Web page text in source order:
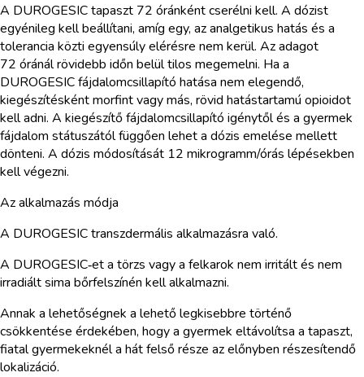
A DUROGESIC tapaszt 72 óránként cserélni kell. A dózist
egyénileg kell beállítani, amíg egy, az analgetikus hatás és a
tolerancia közti egyensúly elérésre nem kerül. Az adagot
72 óránál rövidebb időn belül tilos megemelni. Ha a
DUROGESIC fájdalomcsillapító hatása nem elegendő,
kiegészítésként morfint vagy más, rövid hatástartamú opioidot
kell adni. A kiegészítő fájdalomcsillapító igénytől és a gyermek
fájdalom státuszától függően lehet a dózis emelése mellett
dönteni. A dózis módosítását 12 mikrogramm/órás lépésekben
kell végezni.
Az alkalmazás módja
A DUROGESIC transzdermális alkalmazásra való.
A DUROGESIC‑et a törzs vagy a felkarok nem irritált és nem
irradiált sima bőrfelszínén kell alkalmazni.
Annak a lehetőségnek a lehető legkisebbre történő
csökkentése érdekében, hogy a gyermek eltávolítsa a tapaszt,
fiatal gyermekeknél a hát felső része az előnyben részesítendő
lokalizáció.